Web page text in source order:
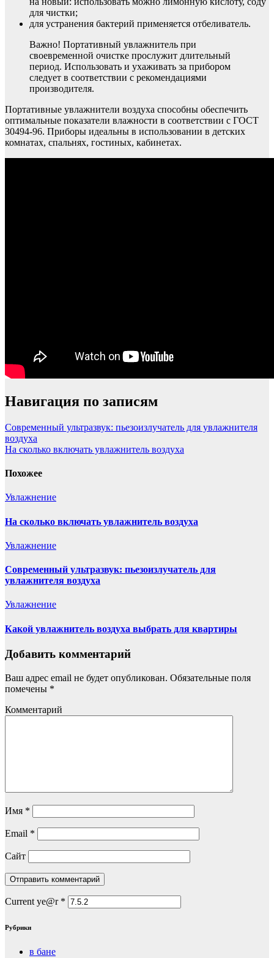
для чистки;
для устранения бактерий применяется отбеливатель.
Важно! Портативный увлажнитель при
своевременной очистке прослужит длительный
период. Использовать и ухаживать за прибором
следует в соответствии с рекомендациями
производителя.
Портативные увлажнители воздуха способны обеспечить
оптимальные показатели влажности в соответствии с ГОСТ
30494-96. Приборы идеальны в использовании в детских
комнатах, спальнях, гостиных, кабинетах.
Навигация по записям
Современный ультразвук: пьезоизлучатель для увлажнителя
воздуха
На сколько включать увлажнитель воздуха
Похожее
Увлажнение
На сколько включать увлажнитель воздуха
Увлажнение
Современный ультразвук: пьезоизлучатель для
увлажнителя воздуха
Увлажнение
Какой увлажнитель воздуха выбрать для квартиры
Добавить комментарий
Ваш адрес email не будет опубликован. Обязательные поля
помечены *
Комментарий
Имя *
Email *
Сайт
Current ye@r *
Рубрики
в бане